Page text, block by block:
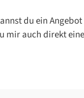
du ein
mir auch direkt